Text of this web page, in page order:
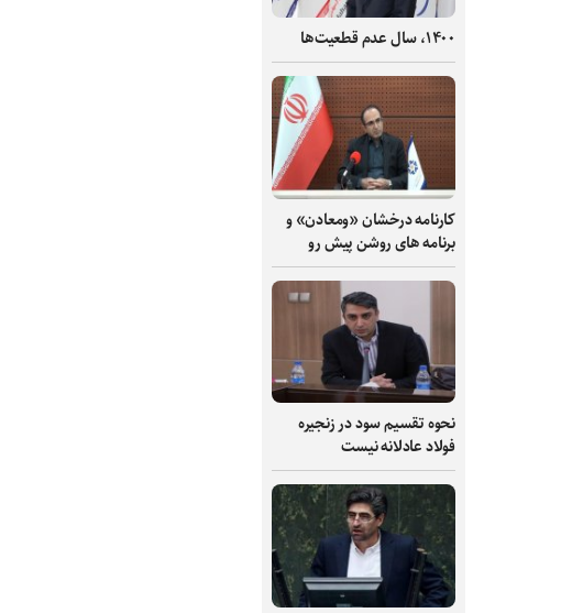
۱۴۰۰، سال عدم قطعیت‌ها
کارنامه درخشان «ومعادن» و
برنامه های روشن پیش رو
نحوه تقسیم سود در زنجیره
فولاد عادلانه نیست